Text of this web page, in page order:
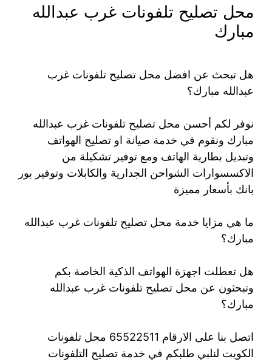
محل تصليح تلفونات غرب عبدالله
مبارك
هل تبحث عن افضل محل تصليح تلفونات غرب
عبدالله مبارك؟
نوفر لكم أحسن محل تصليح تلفونات غرب عبدالله
مبارك ونقوم في خدمة صيانة او تصليح الهواتف
وتبديل بطارية الهاتف ومع توفير تشكيلة من
الاكسسوارات الشواحن الجدارية والكابلات وتوفير بور
بانك بأسعار مميزة
ما هي مزايا خدمة محل تصليح تلفونات غرب عبدالله
مبارك؟
هل تعطلت اجهزة الهواتف الذكية الخاصة بكم
وتبحثون عن محل تصليح تلفونات غرب عبدالله
مبارك؟
اتصل بنا على الارقام 65522511 محل تلفونات
الكويت لنلبي طلبكم في خدمة تصليح التلفونات